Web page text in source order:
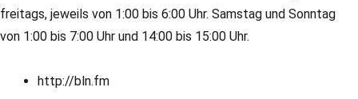
freitags, jeweils von 1:00 bis 6:00 Uhr. Samstag und Sonntag
von 1:00 bis 7:00 Uhr und 14:00 bis 15:00 Uhr.
http://bln.fm